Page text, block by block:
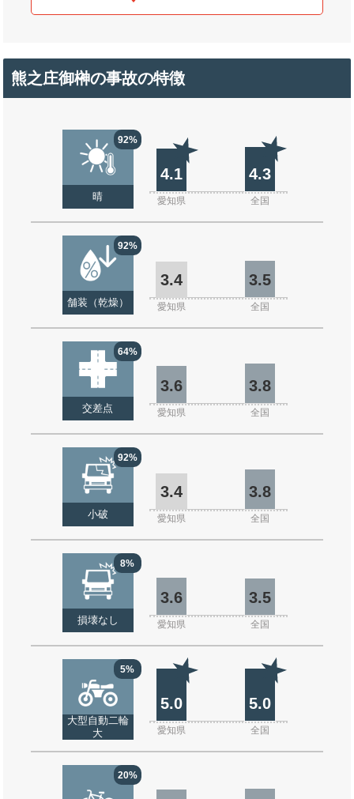
熊之庄御榊の事故の特徴
92%
晴
4.1 4.3
愛知県 全国
92%
舗装（乾燥）
3.4 3.5
愛知県 全国
64%
交差点
3.6 3.8
愛知県 全国
92%
小破
3.4 3.8
愛知県 全国
8%
損壊なし
3.6 3.5
愛知県 全国
5%
大型自動二輪
大
5.0 5.0
愛知県 全国
20%